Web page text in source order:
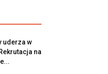
uderza w
na